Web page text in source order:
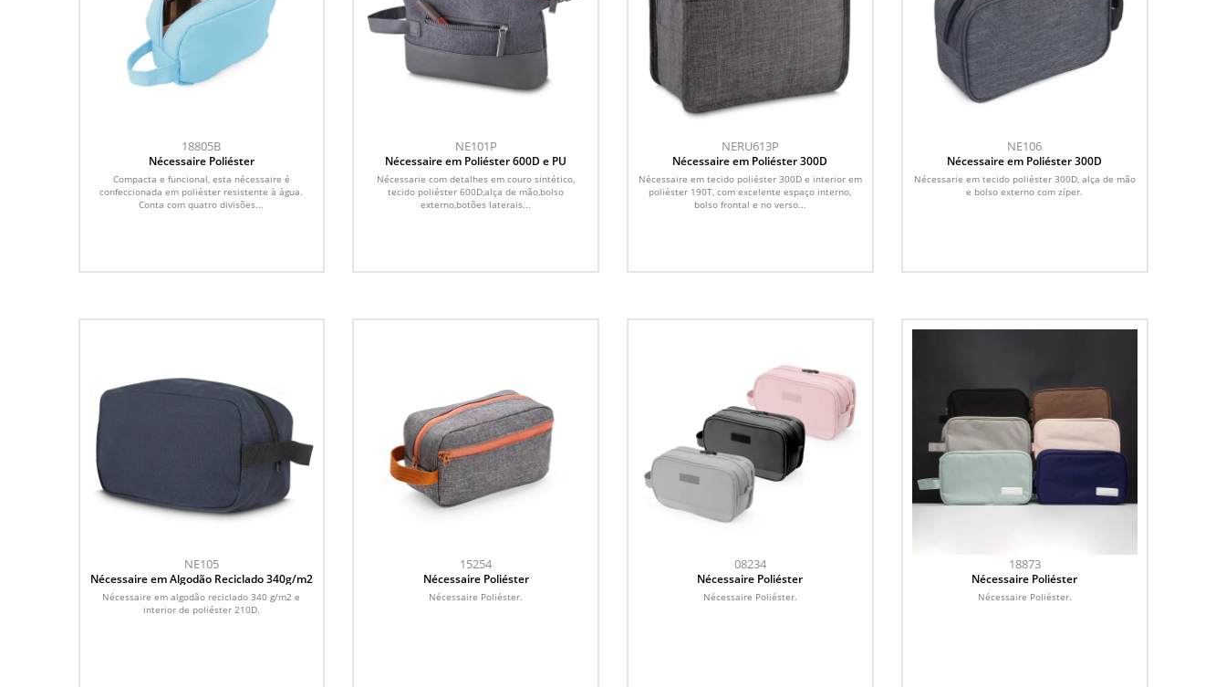
18805B
Nécessaire Poliéster
Compacta e funcional, esta nécessaire é
confeccionada em poliéster resistente à água.
Conta com quatro divisões...
NE101P
Nécessaire em Poliéster 600D e PU
Nécessarie com detalhes em couro sintético,
tecido poliéster 600D,alça de mão,bolso
externo,botões laterais...
NERU613P
Nécessaire em Poliéster 300D
Nécessaire em tecido poliéster 300D e interior em
poliéster 190T, com excelente espaço interno,
bolso frontal e no verso...
NE106
Nécessaire em Poliéster 300D
Nécessarie em tecido poliéster 300D, alça de mão
e bolso externo com zíper.
NE105
Nécessaire em Algodão Reciclado 340g/m2
Nécessaire em algodão reciclado 340 g/m2 e
interior de poliéster 210D.
15254
Nécessaire Poliéster
Nécessaire Poliéster.
08234
Nécessaire Poliéster
Nécessaire Poliéster.
18873
Nécessaire Poliéster
Nécessaire Poliéster.